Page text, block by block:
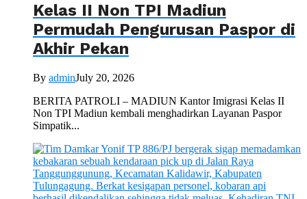
Kelas II Non TPI Madiun
Permudah Pengurusan Paspor di
Akhir Pekan
By adminJuly 20, 2026
BERITA PATROLI – MADIUN Kantor Imigrasi Kelas II
Non TPI Madiun kembali menghadirkan Layanan Paspor
Simpatik...